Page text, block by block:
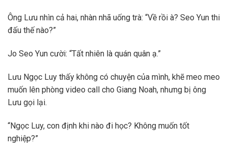
Ông Lưu nhìn cả hai, nhàn nhã uống trà: “Về rồi à? Seo Yun thi
đấu thế nào?”
Jo Seo Yun cười: “Tất nhiên là quán quân ạ.”
Lưu Ngọc Luy thấy không có chuyện của mình, khẽ meo meo
muốn lên phòng video call cho Giang Noah, nhưng bị ông
Lưu gọi lại.
“Ngọc Luy, con định khi nào đi học? Không muốn tốt
nghiệp?”